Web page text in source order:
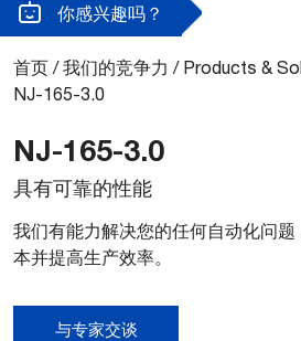
你感兴趣吗？
首页 /我们的竞争力 / Products &
NJ-165-3.0
NJ-165-3.0
具有可靠的性能
我们有能力解决您的任何自动化问
本并提高生产效率。
与专家交谈